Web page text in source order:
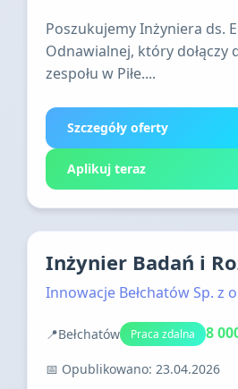
Poszukujemy Inżyniera ds.
Odnawialnej, który dołączy
zespołu w Piłe....
Szczegóły oferty
Aplikuj teraz
Inżynier Badań i
Innowacje Bełchatów Sp. z
📍Bełchatów Praca zdalna 8
📅 Opublikowano: 23.04.2026